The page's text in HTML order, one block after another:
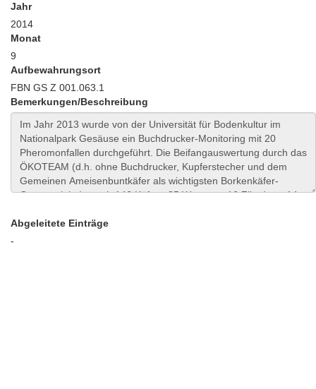
Jahr
2014
Monat
9
Aufbewahrungsort
FBN GS Z 001.063.1
Bemerkungen/Beschreibung
Abgeleitete Einträge
-